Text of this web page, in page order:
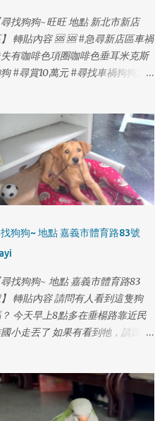
尋找狗狗~旺旺 地點 新北市新店
轉貼內容 🆘 🆘 #急尋新店區車禍
有咖啡色項圈咖啡色垂耳米克斯
#尋賞10萬元 #尋找車禍狗狗急
小狗事件 2月14日 20:55 木柵-木柵
段與木柵交流道/信義快T型路口
路 很抱歉各位朋友 在解壓縮後確
旺旺上了高速公路 又趕著去看行
記錄器 2月14日在高速公路21公里
小狗事件 最害怕的事情 還是發生
證實了被撞的是旺旺 時間晚上8:21
行車記錄器 看見旺旺 一直急著找
的路 才上來高速公路 位置在 深
上匝道 國三南下往新店滙流交接處
旺要走過要到另一邊 車子無法來的
應 旺旺從車子前方撞上後 在車子
出來 滾了一圈靠著邊邊逆向走 我
旺上去的這個交流道跨越木柵路5
到對向車道 有旺旺的身影 接著趕
來到木柵派出所 對時間軸 繼續調閱
狗狗~ 地點 嘉義市體育路83號
尋找狗狗~ 地點 嘉義市體育路83
轉貼內容 請問有人看到這隻狗
今天早上8點多在垂楊路靠近民
小走丟了 如果有看到牠，請跟我